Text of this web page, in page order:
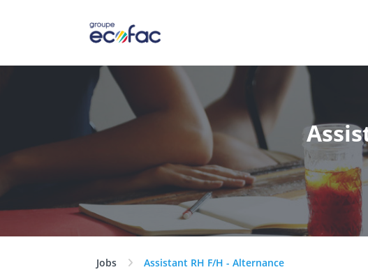
Jobs Assistant RH F/H - Alternance